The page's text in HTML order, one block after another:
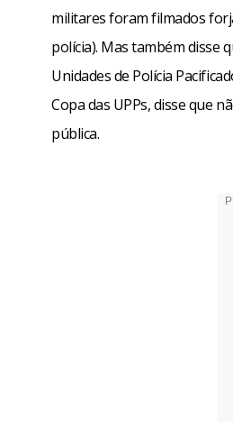
militares foram filmados
polícia). Mas também disse
Unidades de Polícia
Copa das UPPs, disse que
pública.